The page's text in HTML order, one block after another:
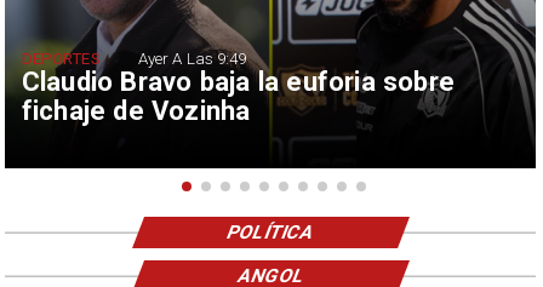
Claudio Bravo baja la euforia sobre
fichaje de Vozinha
DEPORTES Ayer A Las 9:49
POLÍTICA
ANGOL